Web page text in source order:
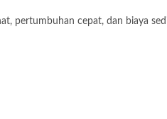
pertumbuhan cepat, dan biaya